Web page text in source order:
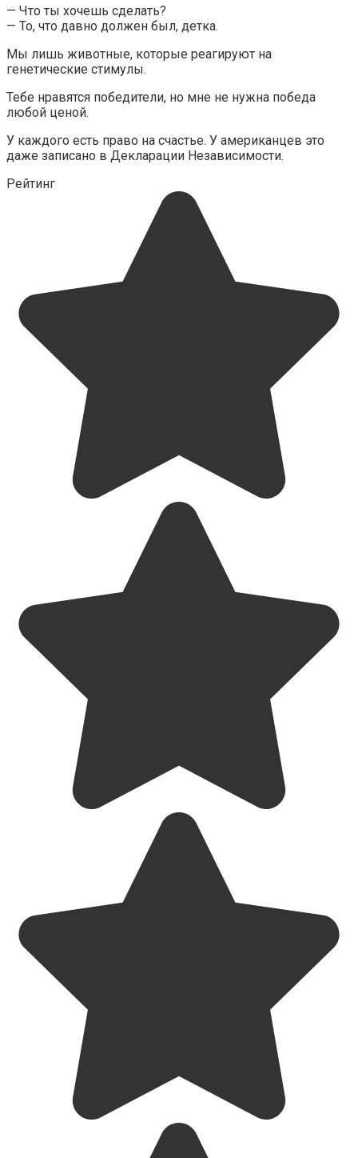
— Что ты хочешь сделать?
— То, что давно должен был, детка.
Мы лишь животные, которые реагируют на
генетические стимулы.
Тебе нравятся победители, но мне не нужна победа
любой ценой.
У каждого есть право на счастье. У американцев это
даже записано в Декларации Независимости.
Рейтинг